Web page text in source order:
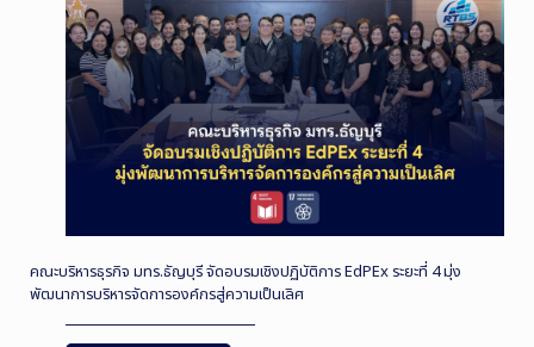
คณะบริหารธุรกิจ มทร.ธัญบุรี จัดอบรมเชิงปฏิบัติการ EdPEx ระยะที่ 4 มุ่ง
พัฒนาการบริหารจัดการองค์กรสู่ความเป็นเลิศ